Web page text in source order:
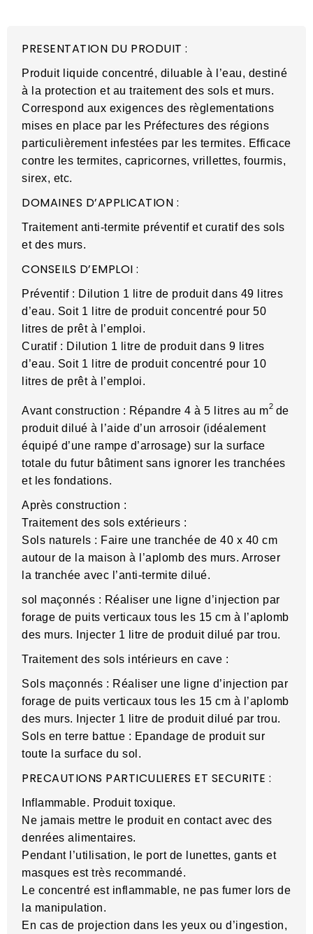
PRESENTATION DU PRODUIT :
Produit liquide concentré, diluable à l’eau, destiné
à la protection et au traitement des sols et murs.
Correspond aux exigences des règlementations
mises en place par les Préfectures des régions
particulièrement infestées par les termites. Efficace
contre les termites, capricornes, vrillettes, fourmis,
sirex, etc.
DOMAINES D’APPLICATION :
Traitement anti-termite préventif et curatif des sols
et des murs.
CONSEILS D’EMPLOI :
Préventif : Dilution 1 litre de produit dans 49 litres
d’eau. Soit 1 litre de produit concentré pour 50
litres de prêt à l’emploi.
Curatif : Dilution 1 litre de produit dans 9 litres
d’eau. Soit 1 litre de produit concentré pour 10
litres de prêt à l’emploi.
Avant construction : Répandre 4 à 5 litres au m2 de
produit dilué à l’aide d’un arrosoir (idéalement
équipé d’une rampe d’arrosage) sur la surface
totale du futur bâtiment sans ignorer les tranchées
et les fondations.
Après construction :
Traitement des sols extérieurs :
Sols naturels : Faire une tranchée de 40 x 40 cm
autour de la maison à l’aplomb des murs. Arroser
la tranchée avec l’anti-termite dilué.
sol maçonnés : Réaliser une ligne d’injection par
forage de puits verticaux tous les 15 cm à l’aplomb
des murs. Injecter 1 litre de produit dilué par trou.
Traitement des sols intérieurs en cave :
Sols maçonnés : Réaliser une ligne d’injection par
forage de puits verticaux tous les 15 cm à l’aplomb
des murs. Injecter 1 litre de produit dilué par trou.
Sols en terre battue : Epandage de produit sur
toute la surface du sol.
PRECAUTIONS PARTICULIERES ET SECURITE :
Inflammable. Produit toxique.
Ne jamais mettre le produit en contact avec des
denrées alimentaires.
Pendant l’utilisation, le port de lunettes, gants et
masques est très recommandé.
Le concentré est inflammable, ne pas fumer lors de
la manipulation.
En cas de projection dans les yeux ou d’ingestion,